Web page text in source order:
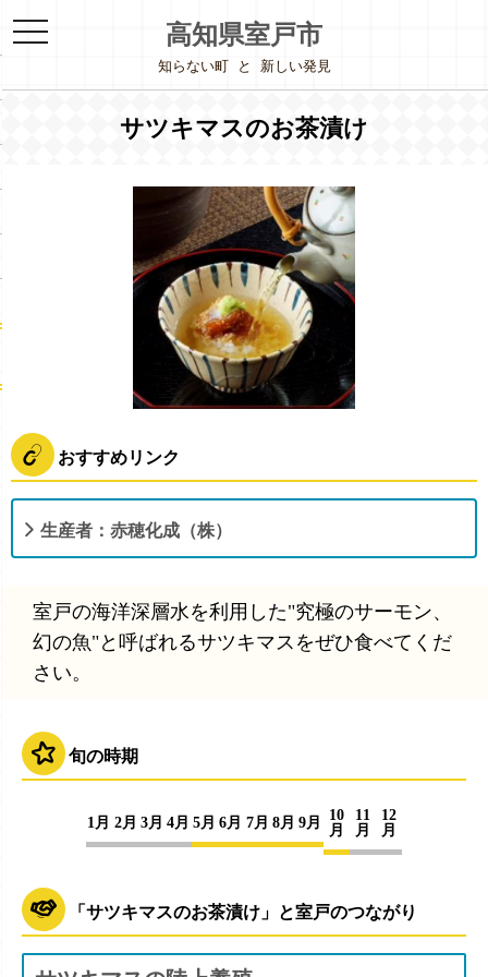
高知県室戸市
知らない町 と 新しい発見
toggle
navigation
サツキマスのお茶漬け
おすすめリンク
生産者：赤穂化成（株）
室戸の海洋深層水を利用した"究極のサーモン、
幻の魚"と呼ばれるサツキマスをぜひ食べてくだ
さい。
旬の時期
1月 2月 3月 4月 5月 6月 7月 8月 9月
10
月
11
月
12
月
「サツキマスのお茶漬け」と室戸のつながり